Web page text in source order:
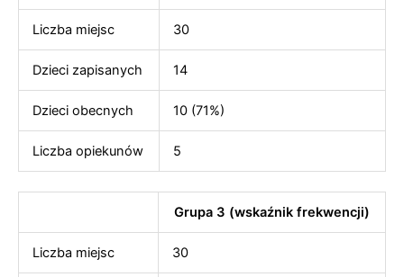
Liczba miejsc 30
Dzieci zapisanych 14
Dzieci obecnych 10 (71%)
Liczba opiekunów 5
Grupa 3 (wskaźnik frekwencji)
Liczba miejsc 30